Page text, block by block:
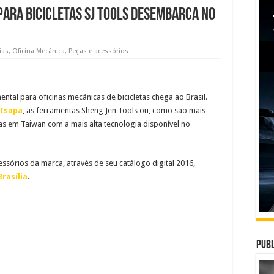
bicicletas SJ Tools desembarca no
, Oficina Mecânica, Peças e acessórios
para oficinas mecânicas de bicicletas chega ao Brasil.
Isapa , as ferramentas Sheng Jen Tools ou, como são mais
em Taiwan com a mais alta tecnologia disponível no
da marca, através de seu catálogo digital 2016,
.